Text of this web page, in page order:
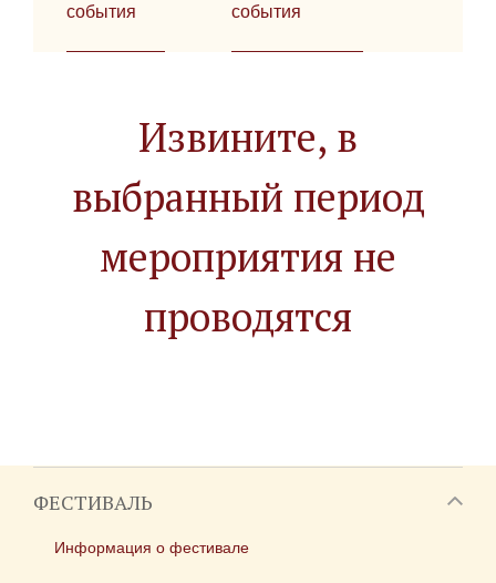
события
события
Извините, в
выбранный период
мероприятия не
проводятся
ФЕСТИВАЛЬ
Информация о фестивале